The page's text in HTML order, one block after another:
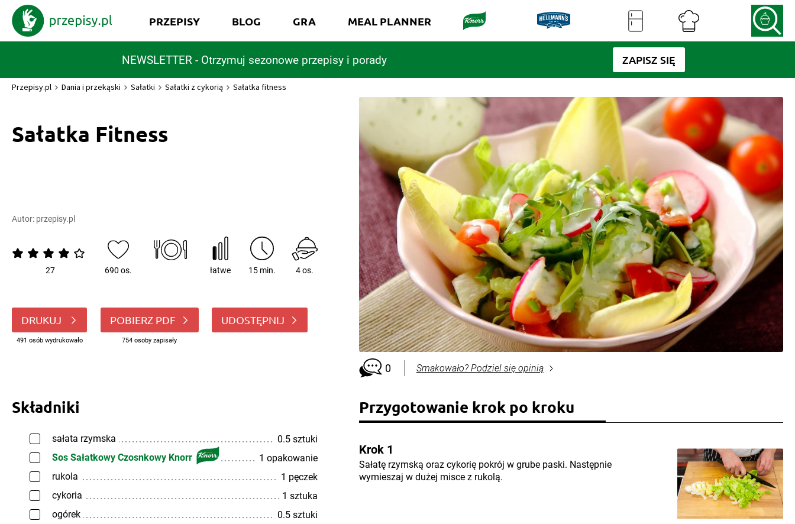
NEWSLETTER - Otrzymuj sezonowe przepisy i porady ZAPISZ SIĘ
PRZEPISY BLOG GRA MEAL PLANNER
Przepisy.pl Dania i przekąski Sałatki Sałatki z cykorią Sałatka fitness
Sałatka Fitness
Autor: przepisy.pl
27 690 os. łatwe 15 min. 4 os.
DRUKUJ
491 osób wydrukowało
POBIERZ PDF
754 osoby zapisały
UDOSTĘPNIJ
0 Smakowało? Podziel się opinią
Składniki
sałata rzymska
0.5 sztuki
Sos Sałatkowy Czosnkowy Knorr
1 opakowanie
rukola
1 pęczek
cykoria
1 sztuka
ogórek
0.5 sztuki
Przygotowanie krok po kroku
Krok 1
Sałatę rzymską oraz cykorię pokrój w grube paski. Następnie
wymieszaj w dużej misce z rukolą.